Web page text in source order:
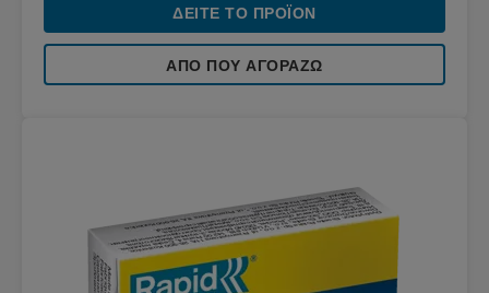
ΔΕΊΤΕ ΤΟ ΠΡΟΪΌΝ
ΑΠΌ ΠΟΥ ΑΓΟΡΆΖΩ